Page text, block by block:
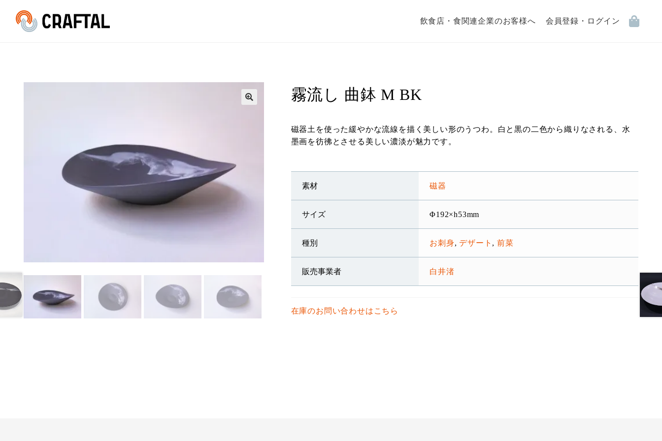
飲食店・食関連企業のお客様へ 会員登録・ログイン
霧流し 曲鉢 M BK
磁器土を使った緩やかな流線を描く美しい形のうつわ。白と黒の二色から織りなされる、水
墨画を彷彿とさせる美しい濃淡が魅力です。
素材 磁器
サイズ Φ192×h53mm
種別 お刺身, デザート ,前菜
販売事業者 白井渚
在庫のお問い合わせはこちら